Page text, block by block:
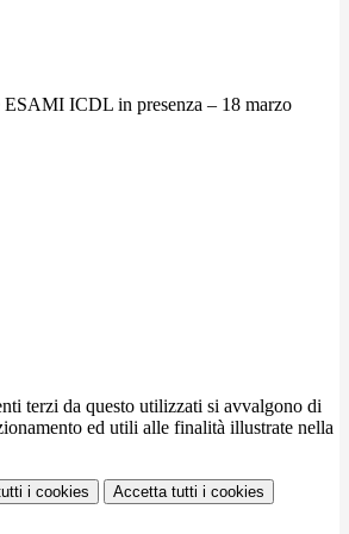
ESAMI ICDL in presenza – 18 marzo
terzi da questo utilizzati si avvalgono di
ed utili alle finalità illustrate nella
i cookies Accetta tutti i cookies